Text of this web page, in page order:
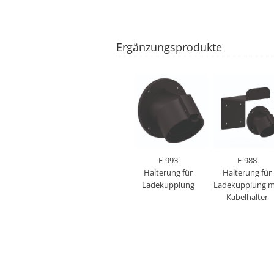
Ergänzungsprodukte
E-993
Halterung für
Ladekupplung
E-988
Halterung für
Ladekupplung
Kabelhalter